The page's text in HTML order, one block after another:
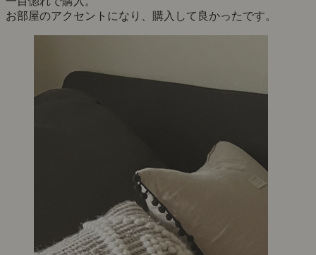
お部屋のアクセントになり、購入して良かったです。